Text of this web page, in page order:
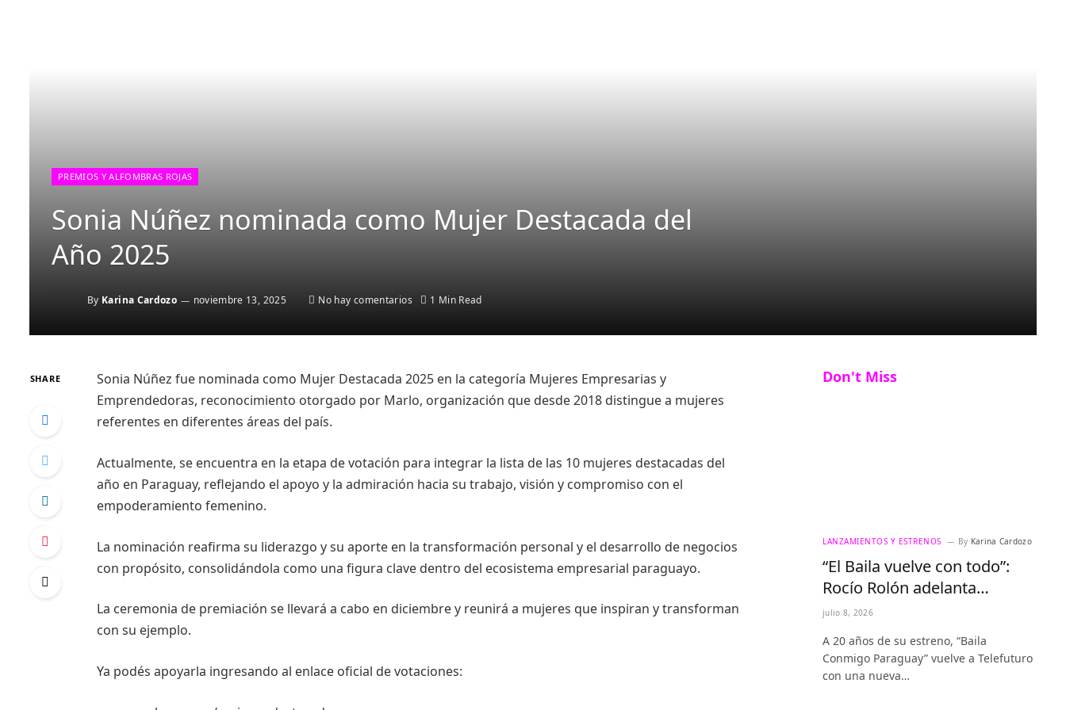
PREMIOS Y ALFOMBRAS ROJAS
Sonia Núñez nominada como Mujer Destacada del
Año 2025
By Karina Cardozo noviembre 13, 2025 No hay comentarios 1 Min Read
SHARE
Sonia Núñez fue nominada como Mujer Destacada 2025 en la categoría Mujeres Empresarias y
Emprendedoras, reconocimiento otorgado por Marlo, organización que desde 2018 distingue a mujeres
referentes en diferentes áreas del país.
Actualmente, se encuentra en la etapa de votación para integrar la lista de las 10 mujeres destacadas del
año en Paraguay, reflejando el apoyo y la admiración hacia su trabajo, visión y compromiso con el
empoderamiento femenino.
La nominación reafirma su liderazgo y su aporte en la transformación personal y el desarrollo de negocios
con propósito, consolidándola como una figura clave dentro del ecosistema empresarial paraguayo.
La ceremonia de premiación se llevará a cabo en diciembre y reunirá a mujeres que inspiran y transforman
con su ejemplo.
Ya podés apoyarla ingresando al enlace oficial de votaciones:
Don't Miss
LANZAMIENTOS Y ESTRENOS By Karina Cardozo
“El Baila vuelve con todo”:
Rocío Rolón adelanta
detalles del regreso más
paraguaya
julio 8, 2026
A 20 años de su estreno, “Baila
Conmigo Paraguay” vuelve a Telefuturo
con una nueva…